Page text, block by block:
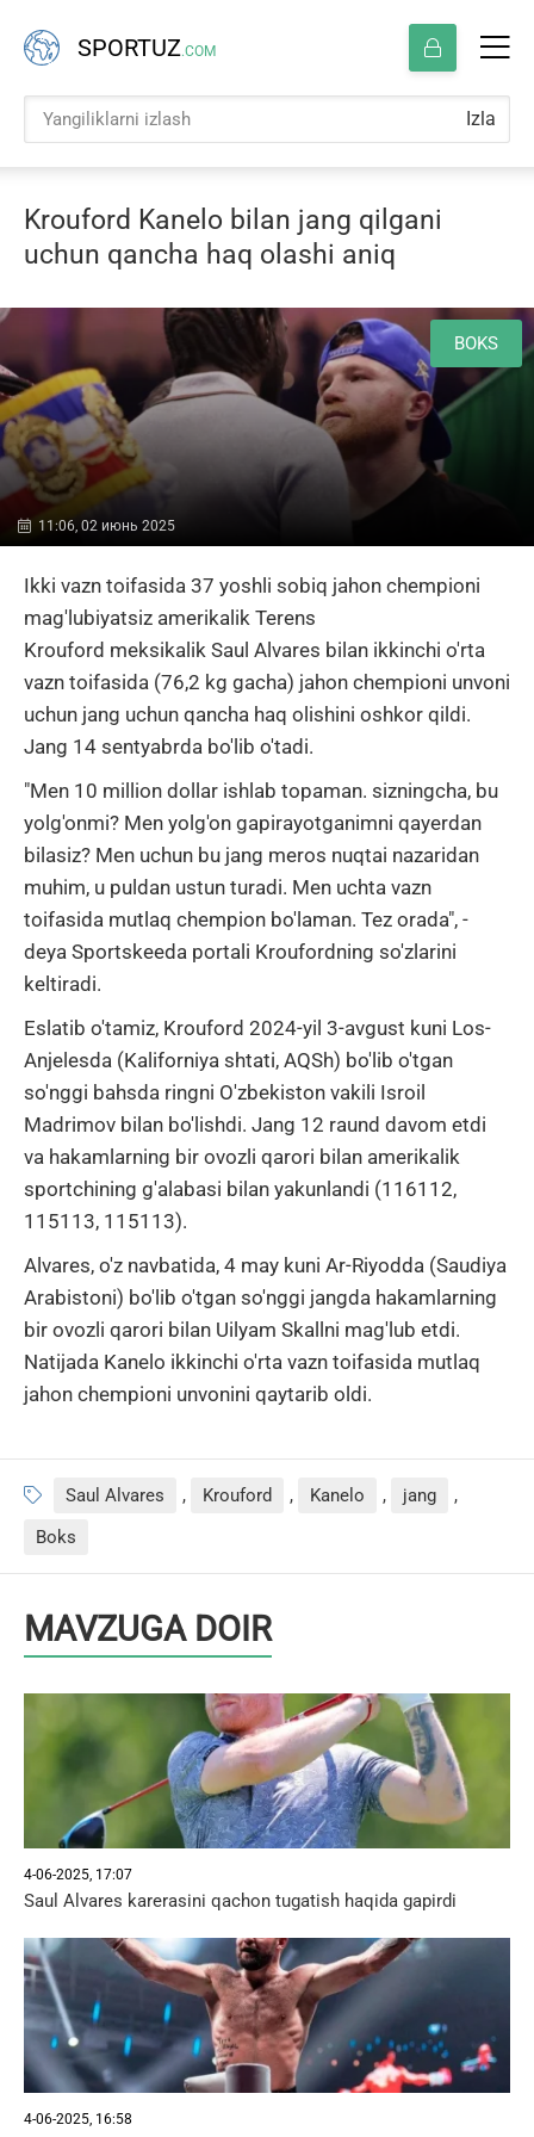
SPORTUZ.COM
Izla
Krouford Kanelo bilan jang qilgani
uchun qancha haq olashi aniq
BOKS
11:06, 02 июнь 2025
Ikki vazn toifasida 37 yoshli sobiq jahon chempioni
mag'lubiyatsiz amerikalik Terens
Krouford meksikalik Saul Alvares bilan ikkinchi o'rta
vazn toifasida (76,2 kg gacha) jahon chempioni unvoni
uchun jang uchun qancha haq olishini oshkor qildi.
Jang 14 sentyabrda bo'lib o'tadi.
"Men 10 million dollar ishlab topaman. sizningcha, bu
yolg'onmi? Men yolg'on gapirayotganimni qayerdan
bilasiz? Men uchun bu jang meros nuqtai nazaridan
muhim, u puldan ustun turadi. Men uchta vazn
toifasida mutlaq chempion bo'laman. Tez orada", -
deya Sportskeeda portali Kroufordning so'zlarini
keltiradi.
Eslatib o'tamiz, Krouford 2024-yil 3-avgust kuni Los-
Anjelesda (Kaliforniya shtati, AQSh) bo'lib o'tgan
so'nggi bahsda ringni O'zbekiston vakili Isroil
Madrimov bilan bo'lishdi. Jang 12 raund davom etdi
va hakamlarning bir ovozli qarori bilan amerikalik
sportchining g'alabasi bilan yakunlandi (116112,
115113, 115113).
Alvares, o'z navbatida, 4 may kuni Ar-Riyodda (Saudiya
Arabistoni) bo'lib o'tgan so'nggi jangda hakamlarning
bir ovozli qarori bilan Uilyam Skallni mag'lub etdi.
Natijada Kanelo ikkinchi o'rta vazn toifasida mutlaq
jahon chempioni unvonini qaytarib oldi.
Saul Alvares , Krouford , Kanelo , jang
,
Boks
MAVZUGA DOIR
4-06-2025, 17:07
Saul Alvares karerasini qachon tugatish haqida gapirdi
4-06-2025, 16:58